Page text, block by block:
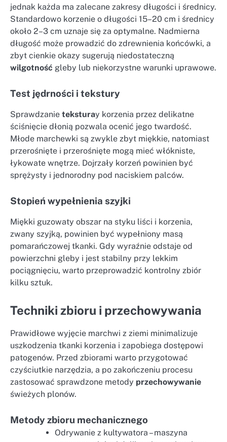
jednak każda ma zalecane zakresy długości i średnicy.
Standardowo korzenie o długości 15–20 cm i średnicy
około 2–3 cm uznaje się za optymalne. Nadmierna
długość może prowadzić do zdrewnienia końcówki, a
zbyt cienkie okazy sugerują niedostateczną
wilgotność gleby lub niekorzystne warunki uprawowe.
Test jędrności i tekstury
Sprawdzanie teksturay korzenia przez delikatne
ściśnięcie dłonią pozwala ocenić jego twardość.
Młode marchewki są zwykle zbyt miękkie, natomiast
przerośnięte i przerośnięte mogą mieć włókniste,
łykowate wnętrze. Dojrzały korzeń powinien być
sprężysty i jednorodny pod naciskiem palców.
Stopień wypełnienia szyjki
Miękki guzowaty obszar na styku liści i korzenia,
zwany szyjką, powinien być wypełniony masą
pomarańczowej tkanki. Gdy wyraźnie odstaje od
powierzchni gleby i jest stabilny przy lekkim
pociągnięciu, warto przeprowadzić kontrolny zbiór
kilku sztuk.
Techniki zbioru i przechowywania
Prawidłowe wyjęcie marchwi z ziemi minimalizuje
uszkodzenia tkanki korzenia i zapobiega dostępowi
patogenów. Przed zbiorami warto przygotować
czyściutkie narzędzia, a po zakończeniu procesu
zastosować sprawdzone metody przechowywanie
świeżych plonów.
Metody zbioru mechanicznego
Odrywanie z kultywatora – maszyna